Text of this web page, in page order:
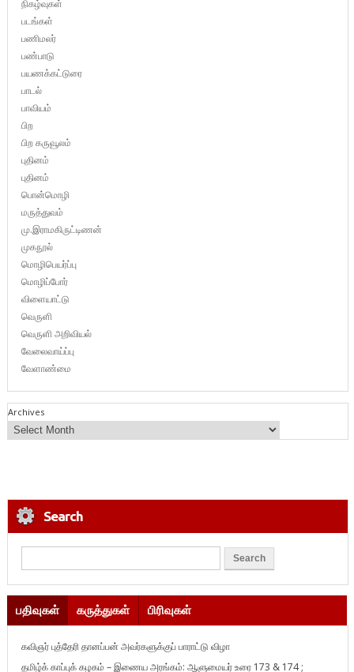
நிகழ்வுகள்
படங்கள்
பணிமலர்
பண்பாடு
பயணக்கட்டுரை
பாடல்
பாவியம்
பிற
பிற கருவூலம்
புதினம்
புதினம்
பொன்மொழி
மருத்துவம்
மு.இராமகிருட்டிணன்
முகநூல்
மொழிபெயர்ப்பு
மொழிப்போர்
விளையாட்டு
வெருளி
வெருளி அறிவியல்
வேலைவாய்ப்பு
வேளாண்மை
Archives
Search
பதிவுகள் கருத்துகள் பிரிவுகள்
கவிஞர் புத்தேரி தானப்பன் அவர்களுக்குப் பாராட்டு விழா
தமிழ்க் காப்புக் கழகம் – இணைய அரங்கம்: ஆளுமையர் உரை 173 & 174 ;